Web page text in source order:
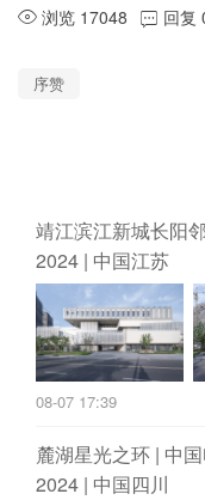
浏览 17048 回复
序赞
靖江滨江新城长阳
2024 | 中国江苏
08-07 17:39
麓湖星光之环 | 中
2024 | 中国四川